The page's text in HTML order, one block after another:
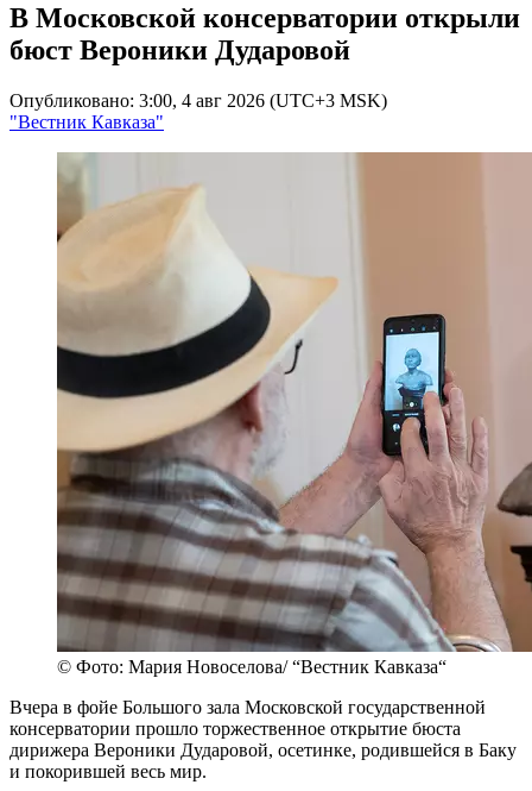
В Московской консерватории открыли
бюст Вероники Дударовой
Опубликовано: 3:00, 4 авг 2026 (UTC+3 MSK)
"Вестник Кавказа"
© Фото: Мария Новоселова/ “Вестник Кавказа“
Вчера в фойе Большого зала Московской государственной
консерватории прошло торжественное открытие бюста
дирижера Вероники Дударовой, осетинке, родившейся в Баку
и покорившей весь мир.